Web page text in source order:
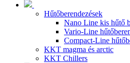
Hűtőberendezések
Nano Line kis hűtő
Vario-Line
Compact-Line
KKT magma és arctic
KKT Chillers